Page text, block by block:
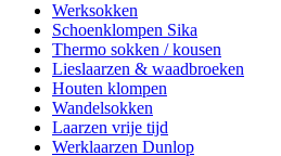
Werksokken
Schoenklompen Sika
Thermo sokken / kousen
Lieslaarzen & waadbroeken
Houten klompen
Wandelsokken
Laarzen vrije tijd
Werklaarzen Dunlop